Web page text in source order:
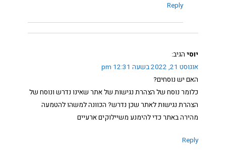
Reply
יוסי הגיב:
אוגוסט 21, 2022 בשעה 12:31 pm
האם יש נוסחים?
כלומר נוסח של הצהרת נגישות של אתר שאינו נדרש ונוסח של
הצהרת נגישות לאתר שכן נדרש? הכוונה למשהו להטמעה
מהירה באתר כדי להימנע משיילוקים ארעיים
Reply